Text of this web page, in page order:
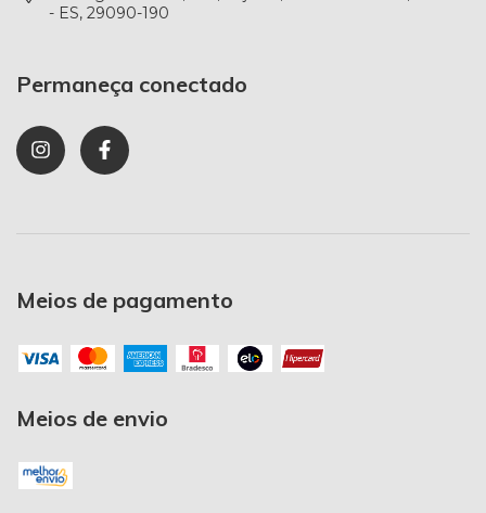
- ES, 29090-190
Permaneça conectado
Meios de pagamento
Meios de envio